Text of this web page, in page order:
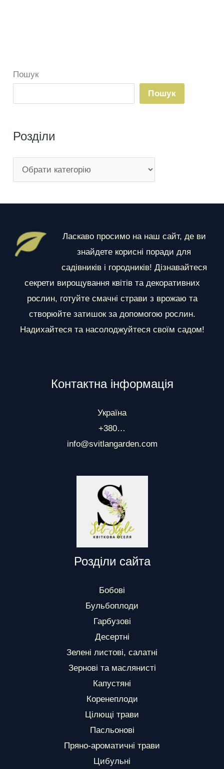
Пошук
Пошук
Розділи
о
л
Ласкаво просимо на наш сайт, де ви
знайдете корисні поради для
садівників і городників! Дізнавайтеся
секрети вирощування квітів та декоративних
рослин, готуйте смачні страви з врожаю та
створюйте затишок за допомогою рослин.
Надихайтеся та насолоджуйтеся своїм садом!
Контактна інформація
Україна
+380…
info@svitlangarden.com
Розділи сайта
Бобові
Бульбоплоди
Гарбузові
Десертні
Зелені листові, салатні
Зернові та маслянисті
Капустяні
Коренеплоди
Цілющі трави
Пасльонові
Пряно-ароматичні трави
Цибульні